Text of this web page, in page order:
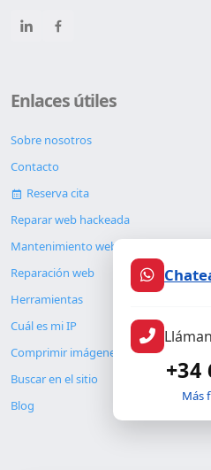
Enlaces útiles
Sobre nosotros
Contacto
Reserva cita
Reparar web hackeada
Mantenimiento web
Reparación web
Herramientas
Cuál es mi IP
Comprimir imágenes
Buscar en el sitio
Blog
+34
Más